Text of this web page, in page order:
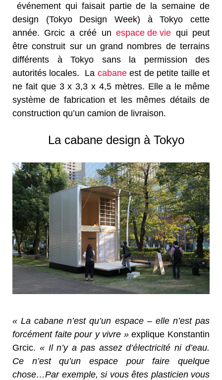
événement qui faisait partie de la semaine de
design (Tokyo Design Week) à Tokyo cette
année. Grcic a créé unespace de vie qui peut
être construit sur un grand nombres de terrains
différents à Tokyo sans la permission des
autorités locales. La cabaneest de petite taille et
ne fait que 3 x 3,3 x 4,5 mètres. Elle a le même
système de fabrication et les mêmes détails de
construction qu’un camion de livraison.
La cabane design à Tokyo
« La cabane n’est qu’un espace – elle n’est pas
forcément faite pour y vivre »explique Konstantin
Grcic. « Il n’y a pas assez d’électricité ni d’eau.
Ce n’est qu’un espace pour faire quelque
chose…Par exemple, si vous êtes plasticien vous